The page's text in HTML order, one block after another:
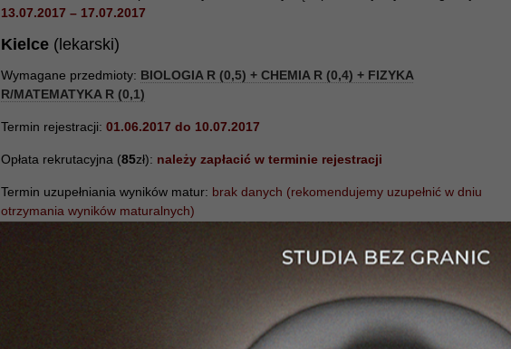
13.07.2017 – 17.07.2017
Kielce (lekarski)
Wymagane przedmioty: BIOLOGIA R (0,5) + CHEMIA R (0,4) + FIZYKA
R/MATEMATYKA R (0,1)
Termin rejestracji: 01.06.2017 do 10.07.2017
Opłata rekrutacyjna (85zł): należy zapłacić w terminie rejestracji
Termin uzupełniania wyników matur: brak danych (rekomendujemy uzupełnić w dniu
otrzymania wyników maturalnych)
Pierwsza lista rankingowa:
CM UJ (lekarski i lekarsko-dentystyczny)